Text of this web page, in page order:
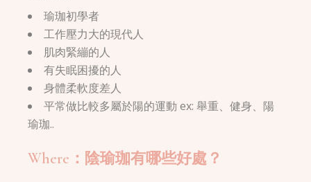
瑜珈初學者
工作壓力大的現代人
肌肉緊繃的人
有失眠困擾的人
身體柔軟度差人
平常做比較多屬於陽的運動 ex: 舉重、健身、陽
瑜珈..
Where：陰瑜珈有哪些好處？